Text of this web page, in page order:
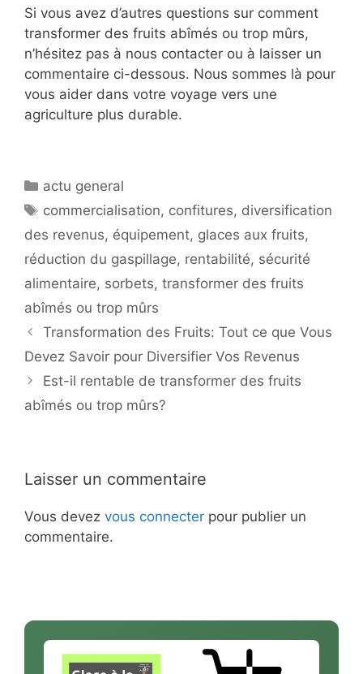
Si vous avez d’autres questions sur comment
transformer des fruits abîmés ou trop mûrs,
n’hésitez pas à nous contacter ou à laisser un
commentaire ci-dessous. Nous sommes là pour
vous aider dans votre voyage vers une
agriculture plus durable.
Catégories
actu general
Étiquettes
commercialisation, confitures, diversification
des revenus, équipement, glaces aux fruits,
réduction du gaspillage, rentabilité, sécurité
alimentaire, sorbets, transformer des fruits
abîmés ou trop mûrs
Transformation des Fruits: Tout ce que Vous
Devez Savoir pour Diversifier Vos Revenus
Est-il rentable de transformer des fruits
abîmés ou trop mûrs?
Laisser un commentaire
Vous devez vous connecter pour publier un
commentaire.